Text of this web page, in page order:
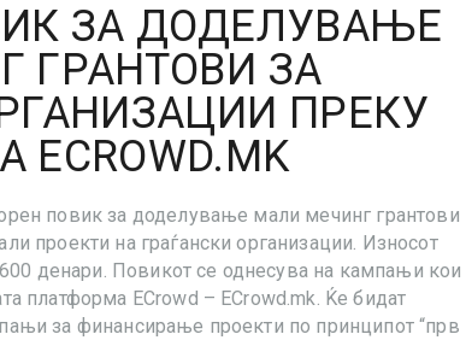
ЗА ДОДЕЛУВАЊЕ
ГРАНТОВИ ЗА
ПРЕКУ
повик за доделување мали мечинг грантови
проекти на граѓански организации. Износот
денари. Повикот се однесува на кампањи кои
платформа ECrowd – ECrowd.mk. Ќе бидат
за финансирање проекти по принципот “прв